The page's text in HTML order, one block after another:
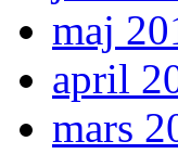
maj
april
mars